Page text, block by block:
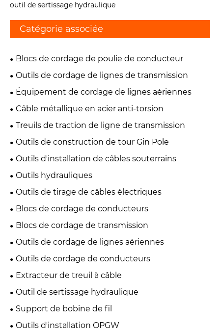
outil de sertissage hydraulique
Catégorie associée
Blocs de cordage de poulie de conducteur
Outils de cordage de lignes de transmission
Équipement de cordage de lignes aériennes
Câble métallique en acier anti-torsion
Treuils de traction de ligne de transmission
Outils de construction de tour Gin Pole
Outils d'installation de câbles souterrains
Outils hydrauliques
Outils de tirage de câbles électriques
Blocs de cordage de conducteurs
Blocs de cordage de transmission
Outils de cordage de lignes aériennes
Outils de cordage de conducteurs
Extracteur de treuil à câble
Outil de sertissage hydraulique
Support de bobine de fil
Outils d'installation OPGW